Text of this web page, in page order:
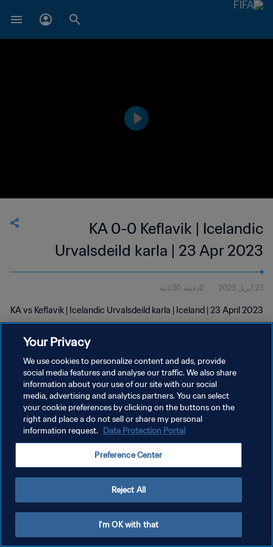
KA 0-0 Keflavik | Icelandic
Urvalsdeild karla | 23 Apr 2023
23 أبريل 2023 2دقيقة 30ثانية
KA vs Keflavik | Icelandic Urvalsdeild karla | Iceland | 23 April 2023
سياسة الخصوصية
شروط الخدمة
إدارة تفضيلات ملفات تعريف الارتباط
Your Privacy
We use cookies to personalize content and ads, provide
social media features and analyse our traffic. We also share
information about your use of our site with our social
media, advertising and analytics partners. You can select
your cookie preferences by clicking on the buttons on the
right and place a do not sell or share my personal
information request. Data Protection Portal
Preference Center
Reject All
I'm OK with that